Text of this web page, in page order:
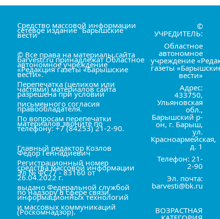
Средство массовой информации
сетевое издание "Барышские
вести"
© Все права на материалы сайта
barvesti.ru принадлежат Областное
автономное учреждение
«Редакция газеты «Барышские
вести».
Перепечатка (целиком или
частями) материалов сайта
разрешена при условии
письменного согласия
правообладателя.
По вопросам перепечатки
материалов звоните по
телефону: +7 (84253) 21-2-90.
Главный редактор Козлов
Фёдор Геннадиевич
Регистрационный номер
средства массовой информации
Эл № ФС77 - 83160 от
26.04.2022 г.
выдано Федеральной службой
по надзору в сфере связи,
информационных технологий
и массовых коммуникаций
(Роскомнадзор).
©
УЧРЕДИТЕЛЬ:
Областное
автономное
учреждение
газеты
вести»
Адрес:
433750,
Ульяновская
обл.,
Барышский р-
он, г. Барыш,
ул.
Красноармейская,
д. 1
Телефон: 21-
2-90
Эл. почта:
barvesti@bk.ru
ВОЗРАСТНАЯ